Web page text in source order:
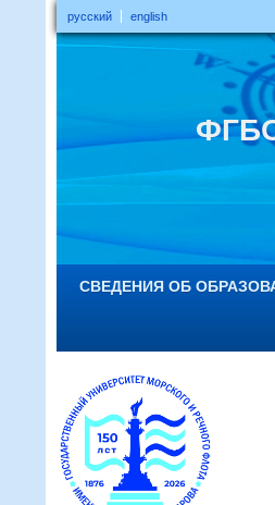
русский english
СВЕДЕНИЯ ОБ